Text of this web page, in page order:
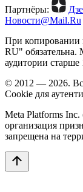
Партнёры:
Новости@Mail.Ru
При копировании
RU" обязательна.
аудитории старше
© 2012 — 2026.
Cookie для
Meta Platforms
организация
запрещена на
arrow_upward